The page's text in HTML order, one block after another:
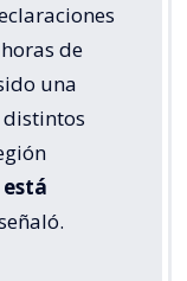
de
una